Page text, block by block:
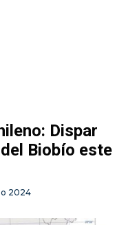
Dispar
Biobío este
2024